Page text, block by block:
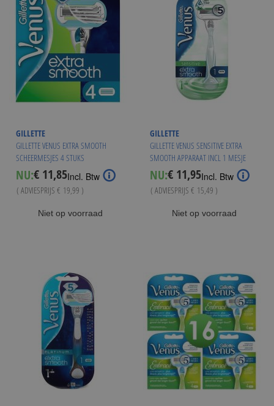
GILLETTE
GILLETTE VENUS EXTRA SMOOTH
SCHEERMESJES 4 STUKS
NU:Special
Price
€ 11,85Incl. Btw
( ADVIESPRIJS € 19,99 )
Niet op voorraad
GILLETTE
GILLETTE VENUS SENSITIVE EXTRA
SMOOTH APPARAAT INCL 1 MESJE
NU:Special
Price
€ 11,95Incl. Btw
( ADVIESPRIJS € 15,49 )
Niet op voorraad